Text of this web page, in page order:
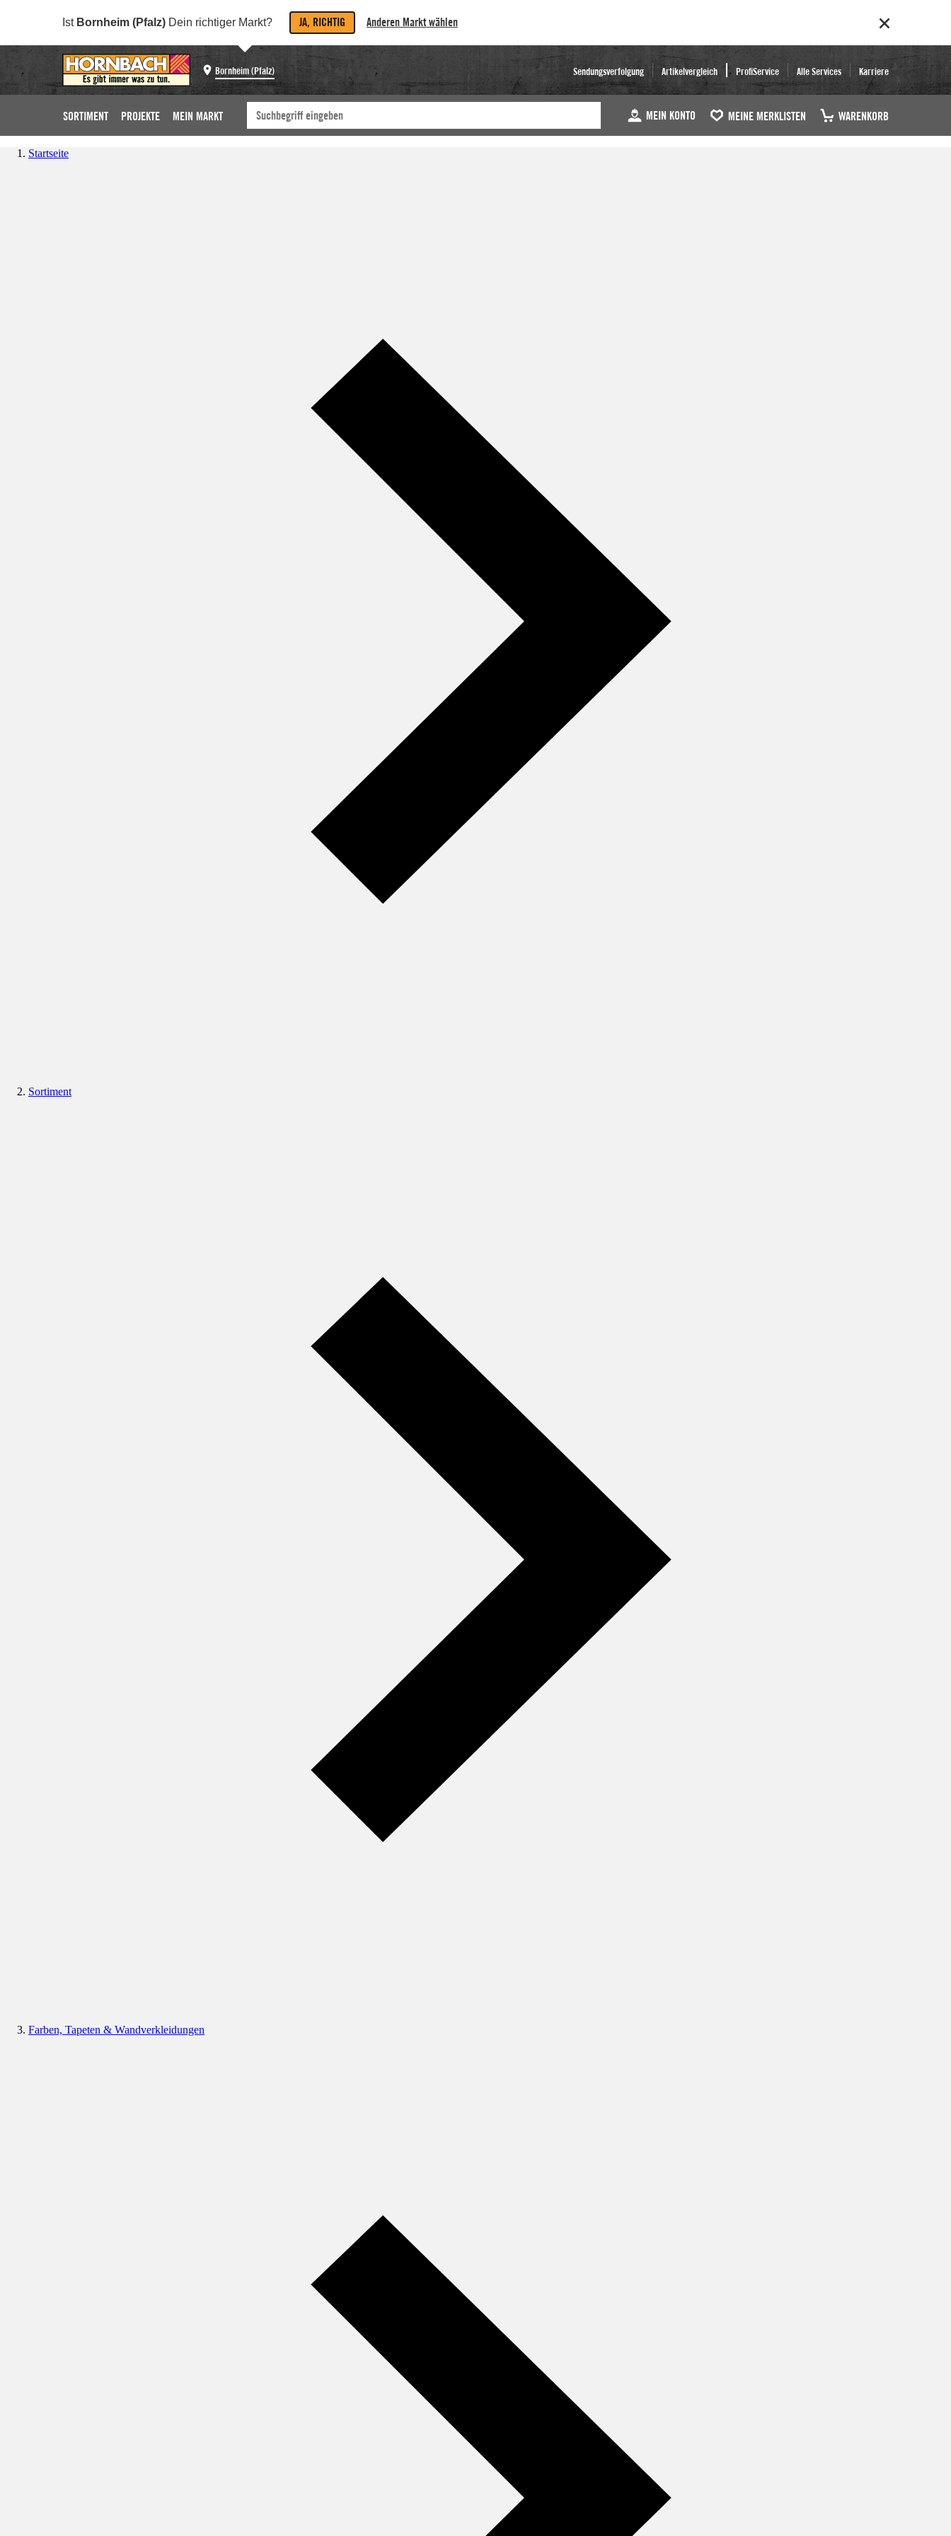
Ist Bornheim (Pfalz) Dein richtiger Markt? JA, RICHTIG Anderen Markt wählen
Bornheim (Pfalz) Sendungsverfolgung Artikelvergleich ProfiService Alle Services Karriere
SORTIMENT PROJEKTE MEIN MARKT MEIN KONTO MEINE MERKLISTEN WARENKORB
Startseite
Sortiment
Farben, Tapeten & Wandverkleidungen